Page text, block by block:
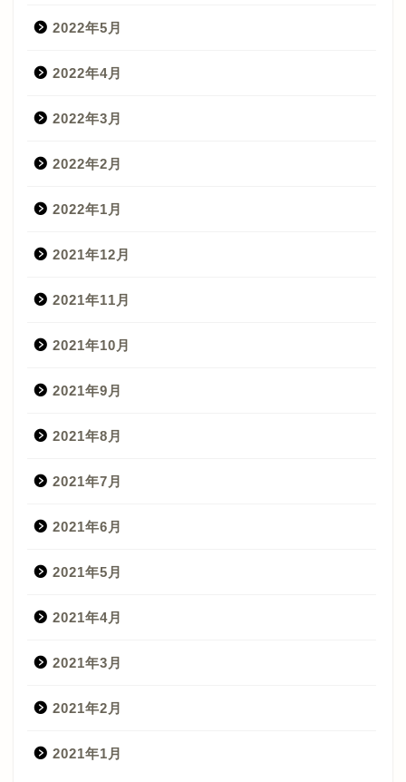
2022年5月
2022年4月
2022年3月
2022年2月
2022年1月
2021年12月
2021年11月
2021年10月
2021年9月
2021年8月
2021年7月
2021年6月
2021年5月
2021年4月
2021年3月
2021年2月
2021年1月